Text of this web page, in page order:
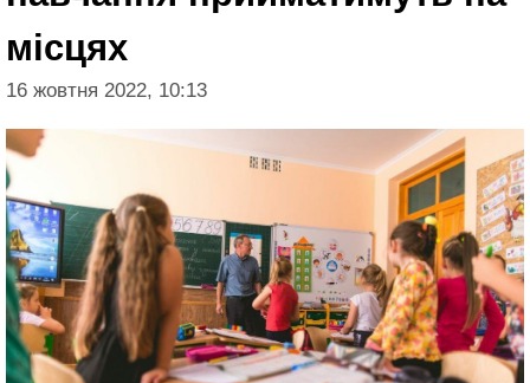
місцях
16 жовтня 2022, 10:13